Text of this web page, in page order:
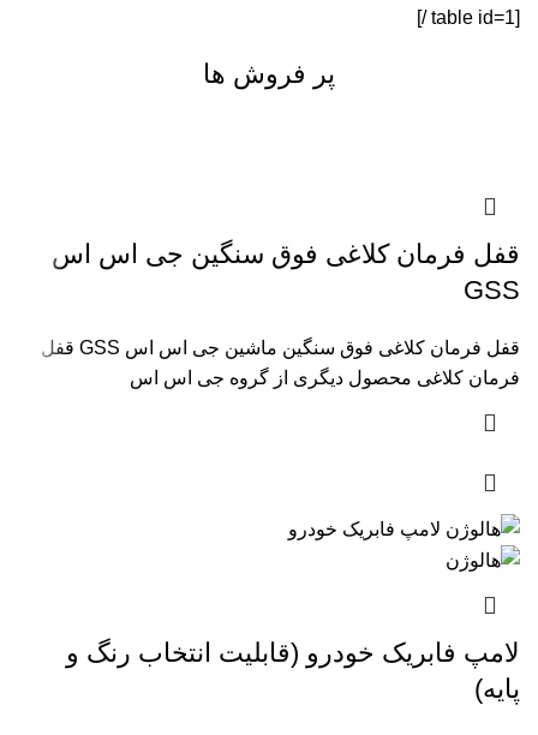
[table id=1 /]
پر فروش ها
قفل فرمان کلاغی فوق سنگین جی اس اس
GSS
قفل فرمان کلاغی فوق سنگین ماشین جی اس اس GSS قفل
فرمان کلاغی محصول دیگری از گروه جی اس اس
لامپ فابریک خودرو (قابلیت انتخاب رنگ و
پایه)